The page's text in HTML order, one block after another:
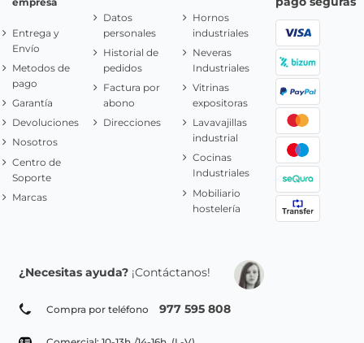
Entrega y
Envío
Metodos de
pago
Garantía
Devoluciones
Nosotros
Centro de
Soporte
Marcas
Datos
personales
Historial de
pedidos
Factura por
abono
Direcciones
Hornos
industriales
Neveras
Industriales
Vitrinas
expositoras
Lavavajillas
industrial
Cocinas
Industriales
Mobiliario
hostelería
¿Necesitas ayuda? ¡Contáctanos!
Compra por teléfono 977 595 808